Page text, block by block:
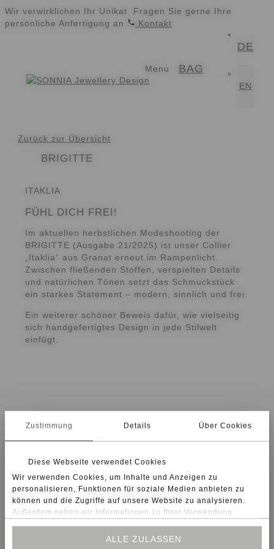
Zustimmung Details Über Cookies
Diese Webseite verwendet Cookies
Wir verwenden Cookies, um Inhalte und Anzeigen zu
personalisieren, Funktionen für soziale Medien anbieten zu
können und die Zugriffe auf unsere Website zu analysieren.
Außerdem geben wir Informationen zu Ihrer Verwendung
Werbung und Analysen weiter. Unsere Partner führen diese
ALLE ZULASSEN
Wir verwirklichen Ihr Unikat. Fragen Sie gerne Ihre
persönliche Anfertigung an
Kontakt
springen
springen
Menu BAG
DE
EN
Zurück zur Übersicht
BRIGITTE
ITAKLIA
FÜHL DICH FREI!
Im aktuellen herbstlichen Modeshooting der
BRIGITTE (Ausgabe 21/2025) ist unser Collier
„Itaklia“ aus Granat erneut im Rampenlicht.
Zwischen fließenden Stoffen, verspielten Details
und natürlichen Tönen setzt das Schmuckstück
ein starkes Statement – modern, sinnlich und frei.
Ein weiterer schöner Beweis dafür, wie vielseitig
sich handgefertigtes Design in jede Stilwelt
einfügt.
KONTAKT